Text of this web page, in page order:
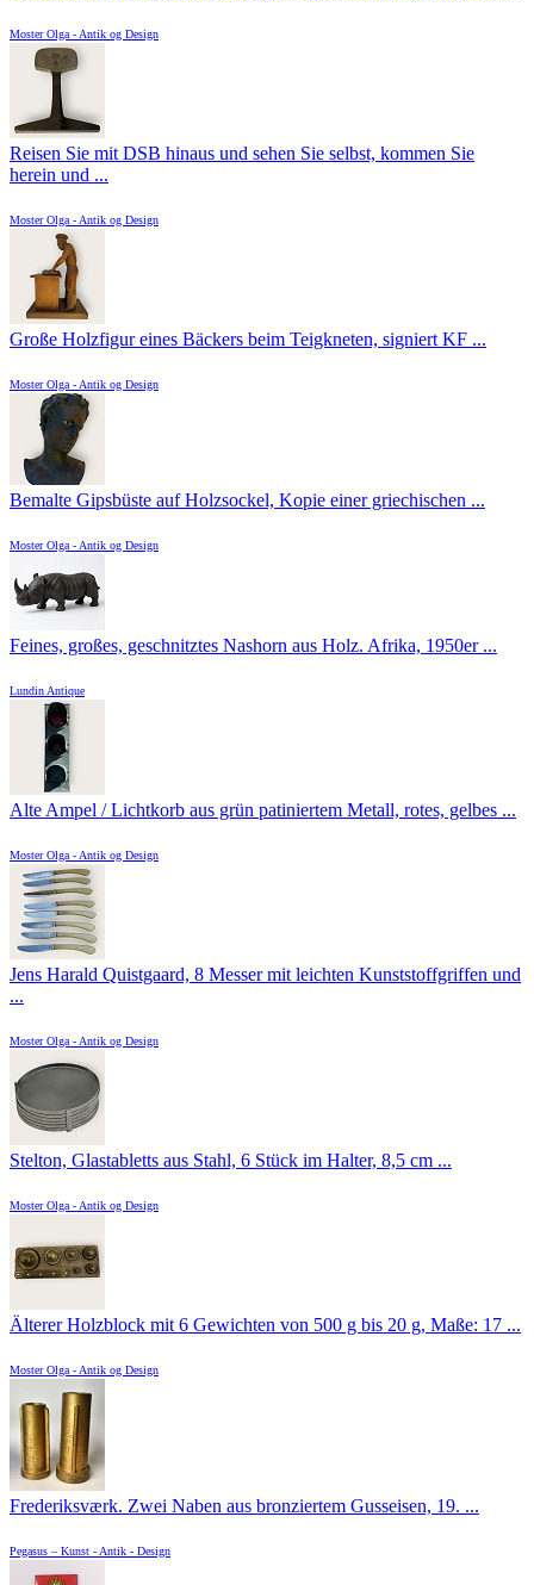
Moster Olga - Antik og Design
Reisen Sie mit DSB hinaus und sehen Sie selbst, kommen Sie
herein und ...
Moster Olga - Antik og Design
Große Holzfigur eines Bäckers beim Teigkneten, signiert KF ...
Moster Olga - Antik og Design
Bemalte Gipsbüste auf Holzsockel, Kopie einer griechischen ...
Moster Olga - Antik og Design
Feines, großes, geschnitztes Nashorn aus Holz. Afrika, 1950er ...
Lundin Antique
Alte Ampel / Lichtkorb aus grün patiniertem Metall, rotes, gelbes ...
Moster Olga - Antik og Design
Jens Harald Quistgaard, 8 Messer mit leichten Kunststoffgriffen und
...
Moster Olga - Antik og Design
Stelton, Glastabletts aus Stahl, 6 Stück im Halter, 8,5 cm ...
Moster Olga - Antik og Design
Älterer Holzblock mit 6 Gewichten von 500 g bis 20 g, Maße: 17 ...
Moster Olga - Antik og Design
Frederiksværk. Zwei Naben aus bronziertem Gusseisen, 19. ...
Pegasus – Kunst - Antik - Design